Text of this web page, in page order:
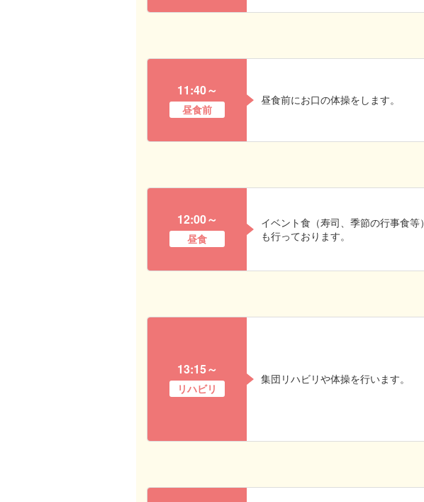
11:40～
昼食前
昼食前にお口の体操をします。
12:00～
昼食
イベント食（寿司、季節の行事食等）
も行っております。
13:15～
リハビリ
集団リハビリや体操を行います。